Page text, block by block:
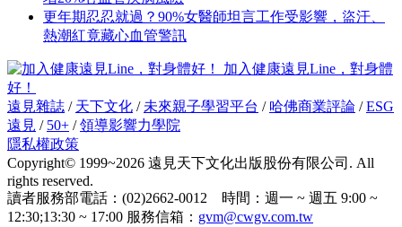
更年期忍忍就過？90%女醫師坦言工作受影響，盜汗、
熱潮紅竟藏心血管警訊
加入健康遠見Line，對身體
好！
遠見雜誌 / 天下文化 / 未來親子學習平台 / 哈佛商業評論 /ESG
遠見 / 50+ /領導影響力學院
隱私權政策
Copyright© 1999~2026 遠見天下文化出版股份有限公司. All
rights reserved.
讀者服務部電話：(02)2662-0012 時間：週一 ~ 週五 9:00 ~
12:30;13:30 ~ 17:00 服務信箱： gvm@cwgv.com.tw